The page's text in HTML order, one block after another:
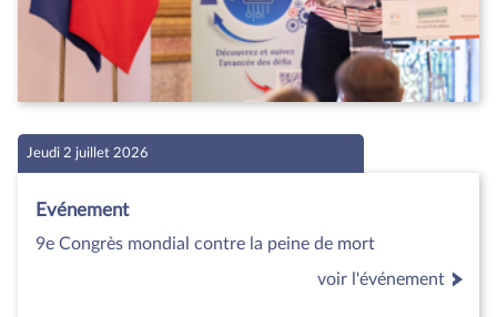
Jeudi 2 juillet 2026
Evénement
9e Congrès mondial contre la peine de mort
voir l'événement